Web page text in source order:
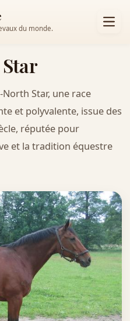
du monde.
Star, une race
et polyvalente, issue des
réputée pour
et la tradition équestre